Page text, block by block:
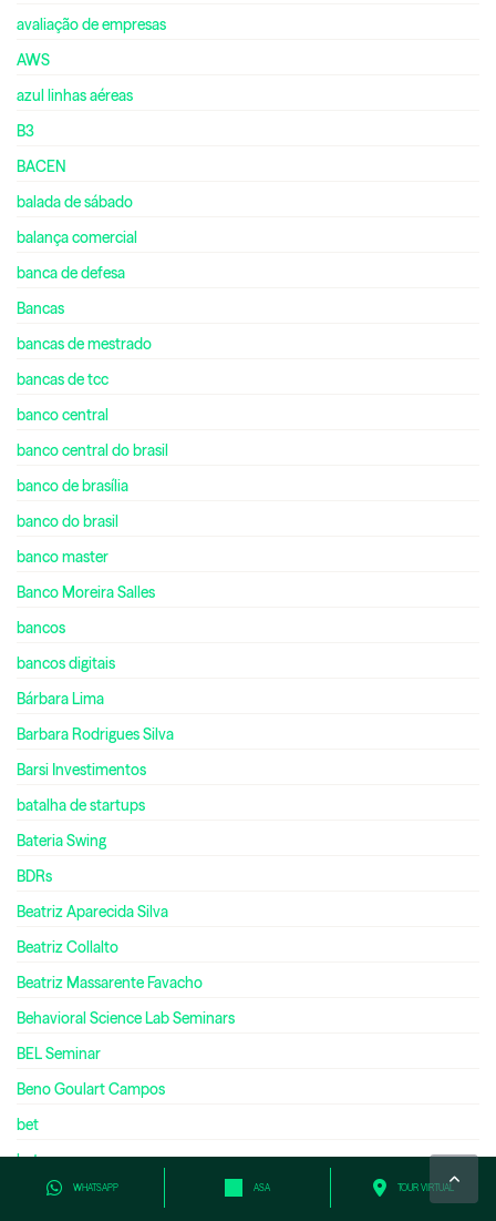
WHATSAPP ASA TOUR VIRTUAL
avaliação de empresas
AWS
azul linhas aéreas
B3
BACEN
balada de sábado
balança comercial
banca de defesa
Bancas
bancas de mestrado
bancas de tcc
banco central
banco central do brasil
banco de brasília
banco do brasil
banco master
Banco Moreira Salles
bancos
bancos digitais
Bárbara Lima
Barbara Rodrigues Silva
Barsi Investimentos
batalha de startups
Bateria Swing
BDRs
Beatriz Aparecida Silva
Beatriz Collalto
Beatriz Massarente Favacho
Behavioral Science Lab Seminars
BEL Seminar
Beno Goulart Campos
bet
bets
bett brasil